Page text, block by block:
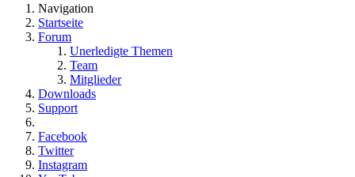
Navigation
Startseite
Forum
Unerledigte Themen
Team
Mitglieder
Downloads
Support
Facebook
Twitter
Instagram